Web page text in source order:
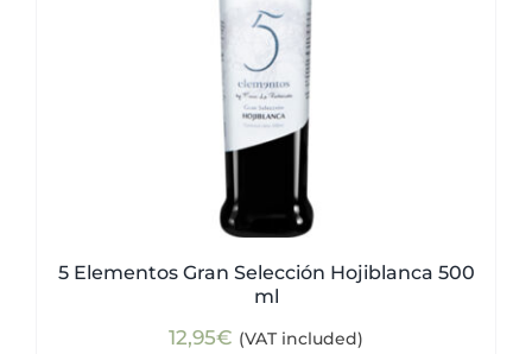
5 Elementos Gran Selección Hojiblanca 500
ml
12,95€ (VAT included)